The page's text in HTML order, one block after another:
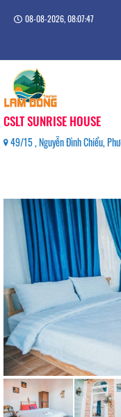
08-08-2026, 08:07:47
CSLT SUNRISE HOUSE
49/15 , Nguyễn Đình Chiểu,